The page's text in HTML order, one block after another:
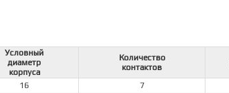
Условный
диаметр
корпуса
Количество
контактов
16 7